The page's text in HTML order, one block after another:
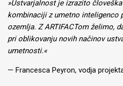
»Ustvarjalnost je izrazito
kombinaciji z umetno inteligenco
ozemlja. Z ARTIFACTom želimo,
pri oblikovanju novih načinov
umetnosti.«
— Francesca Peyron, vodja